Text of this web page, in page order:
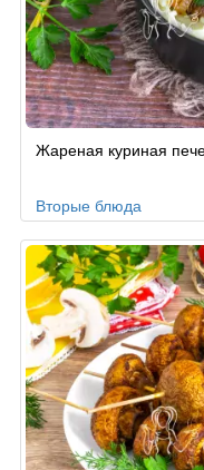
Жареная куриная
Вторые блюда